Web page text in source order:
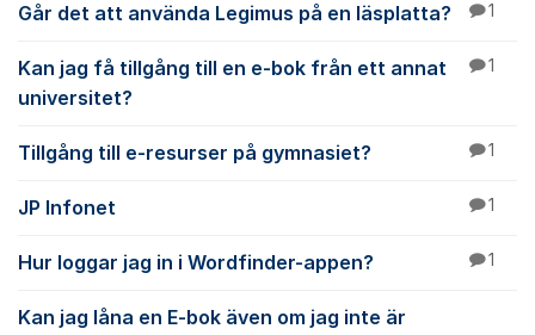
Går det att använda Legimus på en läsplatta? 1
Kan jag få tillgång till en e-bok från ett annat
universitet?
1
Tillgång till e-resurser på gymnasiet? 1
JP Infonet 1
Hur loggar jag in i Wordfinder-appen? 1
Kan jag låna en E-bok även om jag inte är